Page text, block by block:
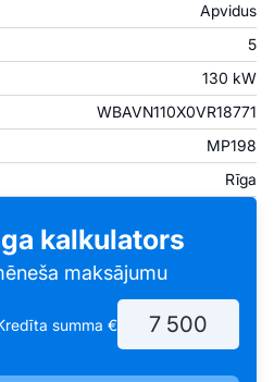
Apvidus
5
130 kW
WBAVN110X0VR18771
MP198
Rīga
kalkulators
maksājumu
summa €